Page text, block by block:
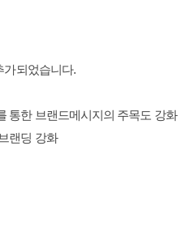
가되었습니다.
통한 브랜드메시지의 주목도 강화
랜딩 강화